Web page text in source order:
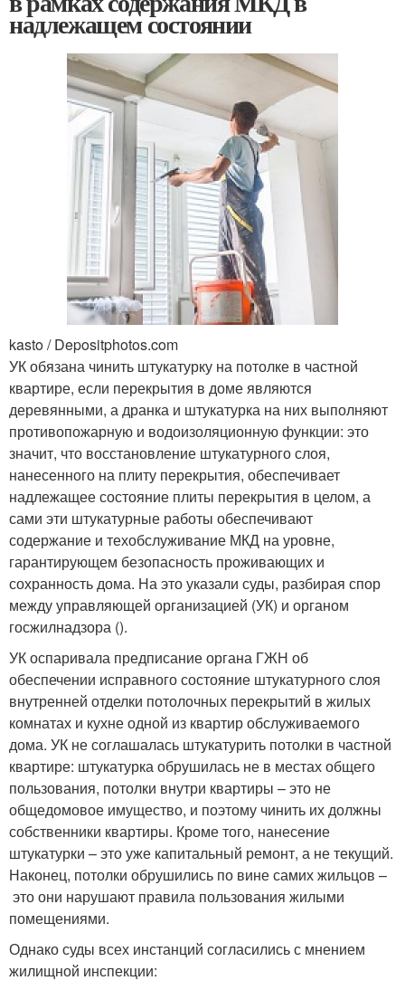
надлежащем состоянии
kasto / Depositphotos.com
УК обязана чинить штукатурку на потолке в частной
квартире, если перекрытия в доме являются
деревянными, а дранка и штукатурка на них выполняют
противопожарную и водоизоляционную функции: это
значит, что восстановление штукатурного слоя,
нанесенного на плиту перекрытия, обеспечивает
надлежащее состояние плиты перекрытия в целом, а
сами эти штукатурные работы обеспечивают
содержание и техобслуживание МКД на уровне,
гарантирующем безопасность проживающих и
сохранность дома. На это указали суды, разбирая спор
между управляющей организацией (УК) и органом
госжилнадзора ().
УК оспаривала предписание органа ГЖН об
обеспечении исправного состояние штукатурного слоя
внутренней отделки потолочных перекрытий в жилых
комнатах и кухне одной из квартир обслуживаемого
дома. УК не соглашалась штукатурить потолки в частной
квартире: штукатурка обрушилась не в местах общего
пользования, потолки внутри квартиры – это не
общедомовое имущество, и поэтому чинить их должны
собственники квартиры. Кроме того, нанесение
штукатурки – это уже капитальный ремонт, а не текущий.
Наконец, потолки обрушились по вине самих жильцов –
это они нарушают правила пользования жилыми
помещениями.
Однако суды всех инстанций согласились с мнением
жилищной инспекции: